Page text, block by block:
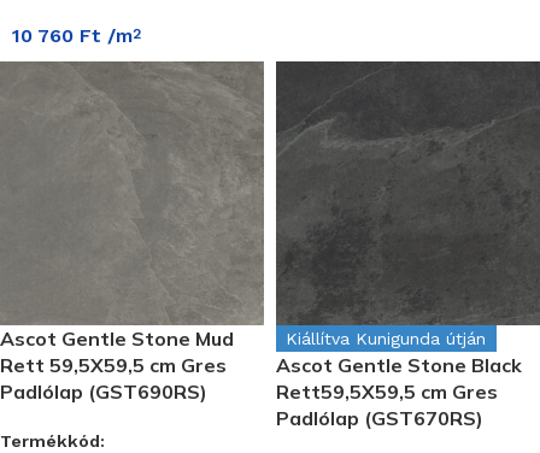
10 760 Ft /m2
Ascot Gentle Stone Mud
Rett 59,5X59,5 cm Gres
Padlólap (GST690RS)
Termékkód:
Kiállítva Kunigunda útján
Ascot Gentle Stone Black
Rett59,5X59,5 cm Gres
Padlólap (GST670RS)